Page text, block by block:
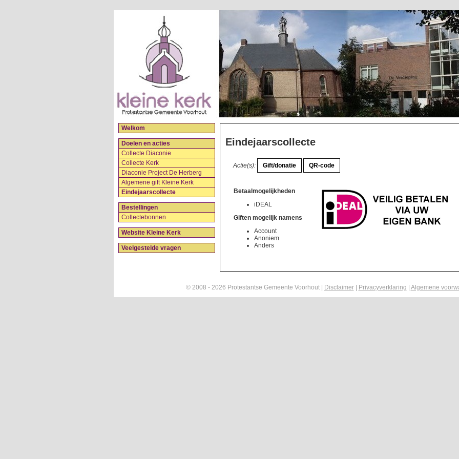
Eindejaarscollecte
Actie(s):
Betaalmogelijkheden
iDEAL
Giften mogelijk namens
Account
Anoniem
Anders
Welkom
Doelen en acties
Collecte Diaconie
Collecte Kerk
Diaconie Project De Herberg
Algemene gift Kleine Kerk
Eindejaarscollecte
Bestellingen
Collectebonnen
Website Kleine Kerk
Veelgestelde vragen
© 2008 - 2026 Protestantse Gemeente Voorhout | Disclaimer| Privacyverklaring Algemene